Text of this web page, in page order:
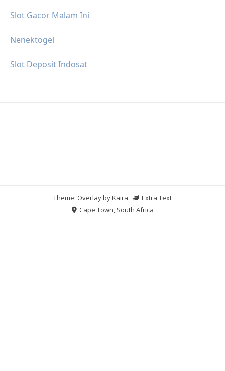
Slot Gacor Malam Ini
Nenektogel
Slot Deposit Indosat
Theme: Overlay byKaira.
Extra Text
Cape Town, South Africa